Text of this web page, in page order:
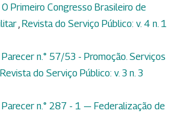
O Primeiro Congresso Brasileiro de
, Revista do Serviço Público: v. 4 n. 1
Parecer n.° 57/53 - Promoção. Serviços
Revista do Serviço Público: v. 3 n. 3
Parecer n.° 287 - 1 — Federalização de